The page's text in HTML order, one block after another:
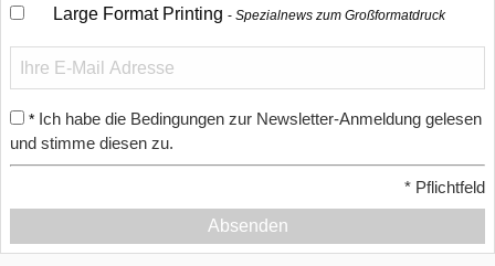
Large Format Printing Spezialnews zum Großformatdruck
* Ich habe die Bedingungen zur Newsletter-Anmeldung gelesen
und stimme diesen zu.
* Pflichtfeld
Absenden